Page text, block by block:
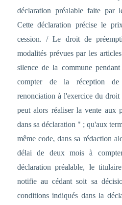
déclaration préalable faite par
Cette déclaration précise le
cession. / Le droit de
modalités prévues par les
silence de la commune
compter de la réception de
renonciation à l'exercice du
peut alors réaliser la vente aux
dans sa déclaration " ; qu'aux
même code, dans sa rédaction
délai de deux mois à
déclaration préalable, le
notifie au cédant soit sa
conditions indiqués dans la